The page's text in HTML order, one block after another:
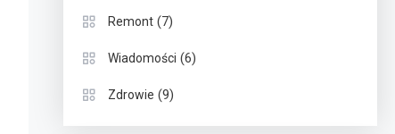
Remont(7)
Wiadomości (6)
Zdrowie (9)